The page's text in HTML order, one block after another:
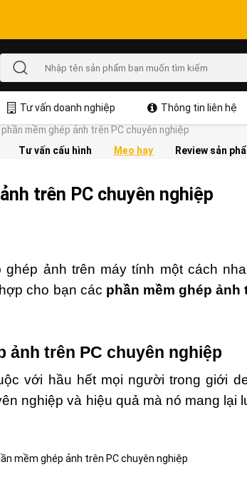
Tư vấn doanh nghiệp Thông tin liên hệ
phần mềm ghép ảnh trên PC chuyên nghiệp
Tư vấn cấu hình Mẹo hay Review sản
trên PC chuyên nghiệp
ảnh trên máy tính một cách
cho bạn các phần mềm ghép ảnh
ảnh trên PC chuyên nghiệp
với hầu hết mọi người trong giới
nghiệp và hiệu quả mà nó mang lại